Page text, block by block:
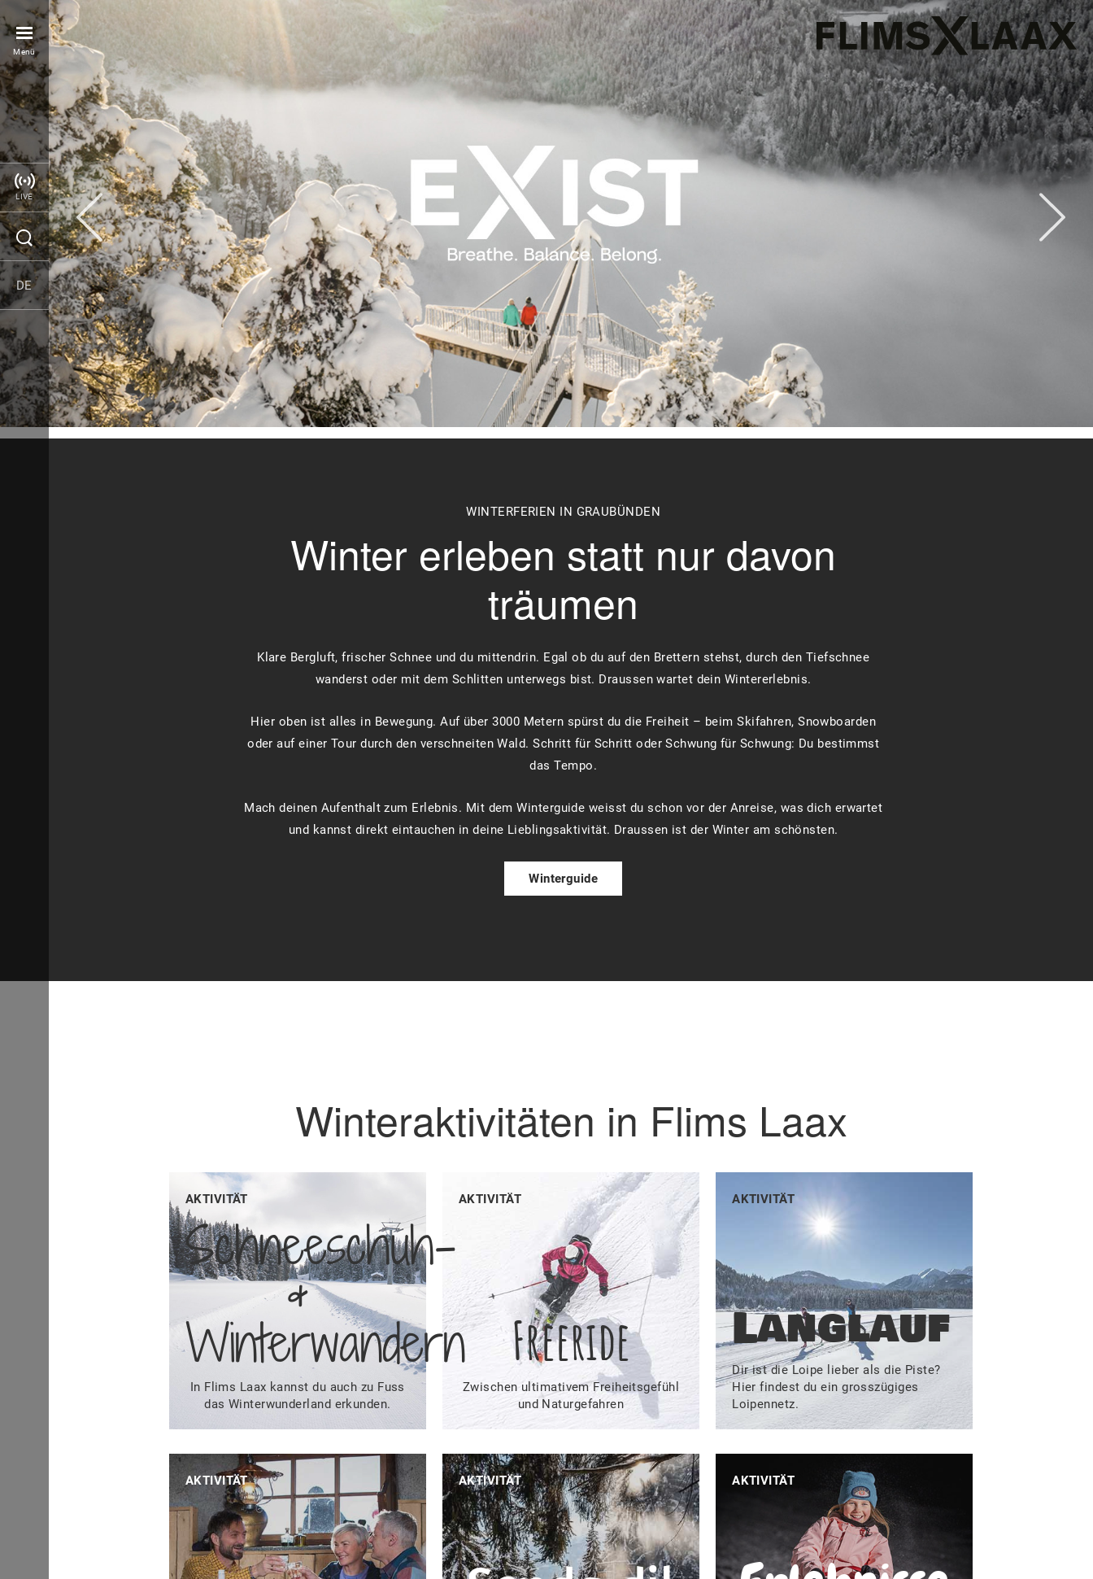
Menü
LIVE
DE
WINTERFERIEN IN GRAUBÜNDEN
Winter erleben statt nur davon
träumen
Klare Bergluft, frischer Schnee und du mittendrin. Egal ob du auf den Brettern stehst, durch den Tiefschnee
wanderst oder mit dem Schlitten unterwegs bist. Draussen wartet dein Wintererlebnis.
Hier oben ist alles in Bewegung. Auf über 3000 Metern spürst du die Freiheit – beim Skifahren, Snowboarden
oder auf einer Tour durch den verschneiten Wald. Schritt für Schritt oder Schwung für Schwung: Du bestimmst
das Tempo.
Mach deinen Aufenthalt zum Erlebnis. Mit dem Winterguide weisst du schon vor der Anreise, was dich erwartet
und kannst direkt eintauchen in deine Lieblingsaktivität. Draussen ist der Winter am schönsten.
Winterguide
Winteraktivitäten in Flims Laax
AKTIVITÄT
Schneeschuh-
&
Winterwandern
In Flims Laax kannst du auch zu Fuss
das Winterwunderland erkunden.
AKTIVITÄT
Freeride
Zwischen ultimativem Freiheitsgefühl
und Naturgefahren
AKTIVITÄT
Langlauf
Dir ist die Loipe lieber als die Piste?
Hier findest du ein grosszügiges
Loipennetz.
AKTIVITÄT AKTIVITÄT AKTIVITÄT